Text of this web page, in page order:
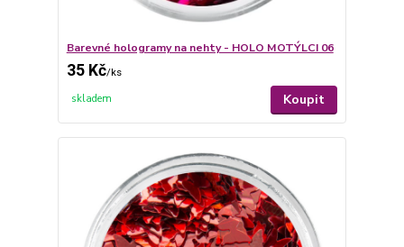
Barevné hologramy na nehty - HOLO MOTÝLCI 06
35 Kč/ks
skladem Koupit